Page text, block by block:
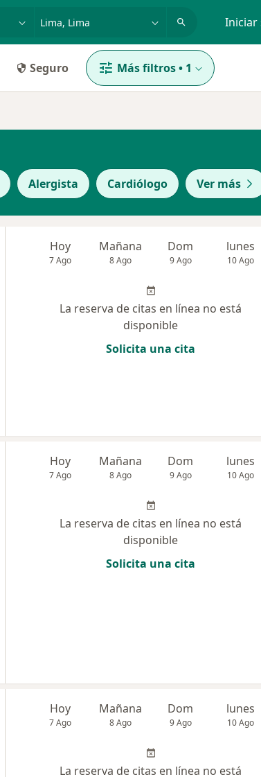
Iniciar
Seguro Más filtros• 1
Alergista Cardiólogo Ver más
Hoy
7 Ago
Mañana
8 Ago
Dom
9 Ago
lunes
10 Ago
La reserva de citas en línea no está
disponible
Solicita una cita
Hoy
7 Ago
Mañana
8 Ago
Dom
9 Ago
lunes
10 Ago
La reserva de citas en línea no está
disponible
Solicita una cita
Hoy
7 Ago
Mañana
8 Ago
Dom
9 Ago
lunes
10 Ago
La reserva de citas en línea no está